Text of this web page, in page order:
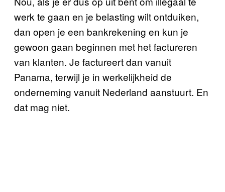
werk te gaan en je belasting wilt ontduiken,
dan open je een bankrekening en kun je
gewoon gaan beginnen met het factureren
van klanten. Je factureert dan vanuit
Panama, terwijl je in werkelijkheid de
onderneming vanuit Nederland aanstuurt. En
dat mag niet.